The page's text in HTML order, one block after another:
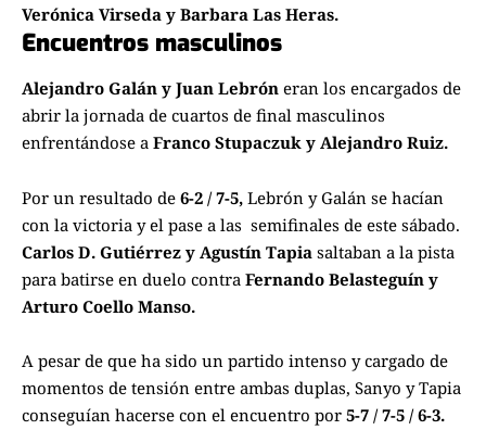
Verónica Virseda y Barbara Las Heras.
Encuentros masculinos
Alejandro Galán y Juan Lebrón eran los encargados de
abrir la jornada de cuartos de final masculinos
enfrentándose a Franco Stupaczuk y Alejandro Ruiz.
Por un resultado de 6-2 / 7-5, Lebrón y Galán se hacían
con la victoria y el pase a las semifinales de este sábado.
Carlos D. Gutiérrez y Agustín Tapia saltaban a la pista
para batirse en duelo contra Fernando Belasteguín y
Arturo Coello Manso.
A pesar de que ha sido un partido intenso y cargado de
momentos de tensión entre ambas duplas, Sanyo y Tapia
conseguían hacerse con el encuentro por 5-7 / 7-5 / 6-3.